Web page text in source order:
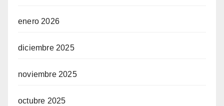
enero 2026
diciembre 2025
noviembre 2025
octubre 2025